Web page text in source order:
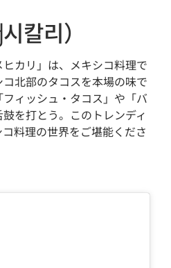
칼리）
カリ」は、メキシコ料理で
北部のタコスを本場の味で
ィッシュ・タコス」や「バ
を打とう。このトレンディ
料理の世界をご堪能くださ